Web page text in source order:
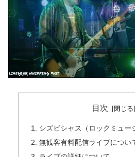
目次
シズビシャス（ロックミュー
無観客有料配信ライブについ